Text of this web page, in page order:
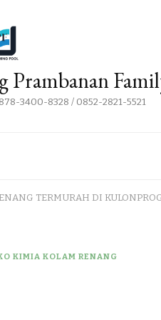
Prambanan
3400-8328 / 0852-2821-5521
TERMURAH DI
KIMIA KOLAM RENANG